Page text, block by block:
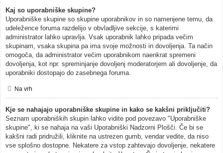
Kaj so uporabniške skupine?
Uporabniške skupine so skupine uporabnikov in so namenjene temu, da
udeležence foruma razdelijo v obvladljive sekcije, s katerimi
administrator lahko upravlja. Vsak uporabnik lahko pripada večim
skupinam, vsaka skupina pa ima svoje možnosti in dovoljenja. Ta način
omogoča, da administrator večim uporabnikom naenkrat spremeni
dovoljenja, kot npr. spreminjanje dovoljenj moderatorjem ali dovoljenje, da
uporabniki dostopajo do zasebnega foruma.
Na vrh
Kje se nahajajo uporabniške skupine in kako se kakšni priključiti?
Seznam uporabniških skupin lahko vidite pod povezavo "Uporabniške
skupine", ki se nahaja na vaši Uporabniški Nadzorni Plošči. Če bi se
kakšni radi pridružili, kliknite na ustrezen gumb, vendar vedite, da niso
vse splošno dostopne. Nekatere za vstop zahtevajo dovoljenje, nekatere